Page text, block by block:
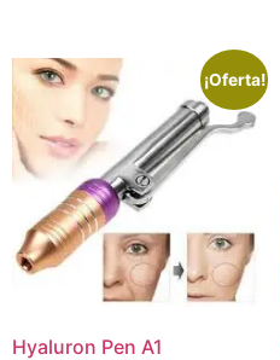
¡Oferta!
Hyaluron Pen A1